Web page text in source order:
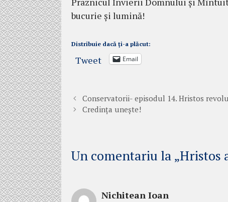
bucurie și lumină!
Distribuie dacă ți-a plăcut:
Tweet Email
Conservatorii- episodul 14. Hristos
Credința unește!
Un comentariu la „Hristos
Nichitean Ioan